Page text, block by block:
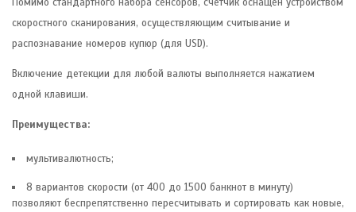
скоростного сканирования, осуществляющим считывание и
распознавание номеров купюр (для USD).
Включение детекции для любой валюты выполняется нажатием
одной клавиши.
Преимущества:
мультивалютность;
8 вариантов скорости (от 400 до 1500 банкнот в минуту)
позволяют беспрепятственно пересчитывать и сортировать как новые,